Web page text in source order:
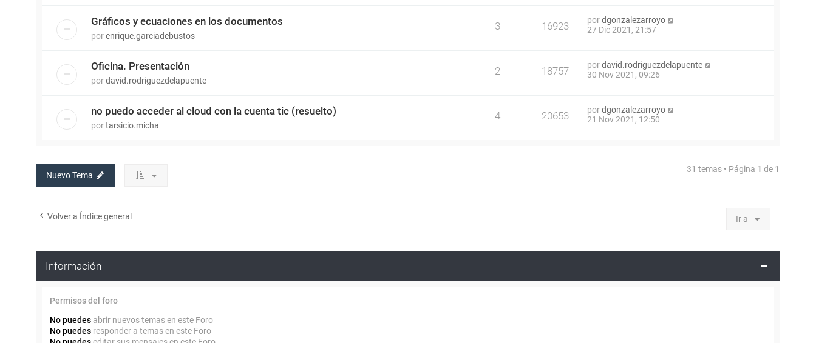
Gráficos y ecuaciones en los documentos
porenrique.garciadebustos
3 16923 pordgonzalezarroyo
27 Dic 2021, 21:57
Oficina. Presentación
pordavid.rodriguezdelapuente
2 18757 pordavid.rodriguezdelapuente
30 Nov 2021, 09:26
no puedo acceder al cloud con la cuenta tic (resuelto)
portarsicio.micha
4 20653 pordgonzalezarroyo
21 Nov 2021, 12:50
Nuevo Tema
31 temas • Página 1 de 1
Volver a Índice general Ir a
Información
Permisos del foro
No puedes abrir nuevos temas en este Foro
No puedes responder a temas en este Foro